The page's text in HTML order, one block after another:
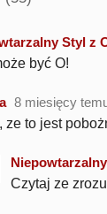
Styl z
być O!
8 miesięcy
ze to jest
Czytaj ze